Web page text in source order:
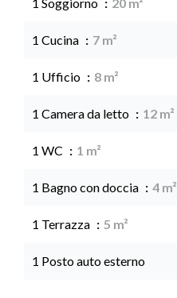
1 Cucina 7 m²
1 Ufficio 8 m²
1 Camera da letto 12 m²
1 WC 1 m²
1 Bagno con doccia 4 m²
1 Terrazza 5 m²
1 Posto auto esterno